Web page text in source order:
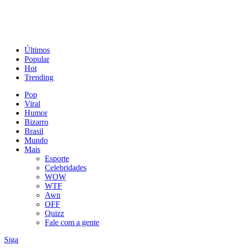
Últimos
Popular
Hot
Trending
Pop
Viral
Humor
Bizarro
Brasil
Mundo
Mais
Esporte
Celebridades
WOW
WTF
Awn
OFF
Quizz
Fale com a gente
Siga